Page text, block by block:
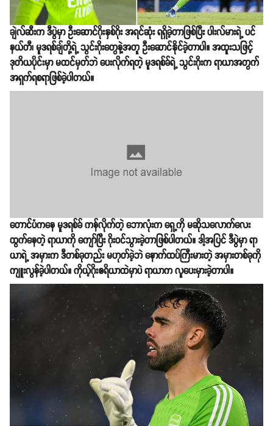
ချဲလ်ဆီးက ဒီပွဲမှာ ဦးဆောင်ဂိုးနှစ်ဂိုး အရင်ဆုံး ရရှိခဲ့တာဖြစ်ပြီး ပါးလ်မားရဲ့ ပင်
နယ်တီ၊ မူဒရစ်ချ်တို့ရဲ့ သွင်းဂိုးတွေနဲ့အတူ ဦးဆောင်နိုင်ခဲ့တာပါ။ အထူးသဖြင့်
ဒုတိယပိုင်းမှာ မထင်မှတ်ဘဲ ပေးလိုက်ရတဲ့ မူဒရစ်ခ်ရဲ့ သွင်းဂိုးက ရာယာအတွက်
အရှက်ရစရာဖြစ်ခဲ့ပါတယ်။
တောင်ပံကနေ မူဒရစ်ခ် ကန်လိုက်တဲ့ ဘောလုံးက ရှေ့ကို မဆိုသလောက်လေး
ထွက်နေတဲ့ ရာယာကို ကျော်ပြီး ဂိုးဝင်သွားခဲ့တာဖြစ်ပါတယ်။ ဒါ့အပြင် ဒီပွဲမှာ ရာ
ယာရဲ့ အမှားက ဒီတစ်ခုတည်း မဟုတ်ခဲ့ဘဲ နောက်ထပ်ကြီးမားတဲ့ အမှားတစ်ခုကို
ကျူးလွန်ခဲ့ပါတယ်။ ကိုယ့်ဂိုးဧရိယာထဲမှာပဲ ရာယာက လူပေးမှားခဲ့တာပါ။